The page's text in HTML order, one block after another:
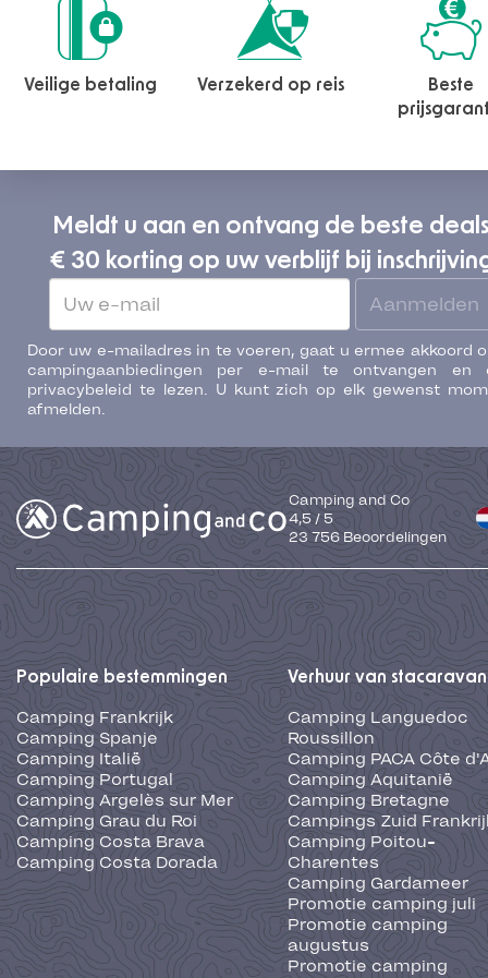
Veilige betaling Verzekerd op reis
Beste
Meldt u aan en ontvang de beste deals
€ 30 korting op uw verblijf bij
Aanmelden
Door uw e-mailadres in te voeren, gaat u ermee akkoord
campingaanbiedingen per e-mail te ontvangen en
privacybeleid te lezen. U kunt zich op elk gewenst
afmelden.
Camping and Co
4,5/5
23 756Beoordelingen
Populaire bestemmingen
Camping Frankrijk
Camping Spanje
Camping Italië
Camping Portugal
Camping Argelès sur Mer
Camping Grau du Roi
Camping Costa Brava
Camping Costa Dorada
Verhuur van
Camping Languedoc
Roussillon
Camping PACA Côte
Camping Aquitanië
Camping Bretagne
Campings Zuid
Camping Poitou-
Charentes
Camping Gardameer
Promotie camping juli
Promotie camping
augustus
Promotie camping